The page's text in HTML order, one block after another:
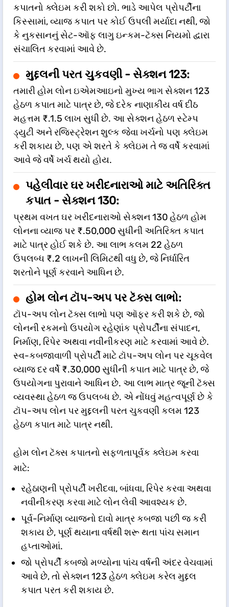
કપાતનો ક્લેઇમ કરી શકો છો. ભાડે આપેલ પ્રોપર્ટીના
કિસ્સામાં, વ્યાજ કપાત પર કોઈ ઉપલી મર્યાદા નથી, જો
કે નુકસાનનું સેટ-ઑફ લાગુ ઇન્કમ-ટૅક્સ નિયમો દ્વારા
સંચાલિત કરવામાં આવે છે.
મુદ્દલની પરત ચુકવણી - સેક્શન 123:
તમારી હોમ લોન ઇએમઆઇનો મુખ્ય ભાગ સેક્શન 123
હેઠળ કપાત માટે પાત્ર છે, જે દરેક નાણાકીય વર્ષ દીઠ
મહત્તમ ₹.1.5 લાખ સુધી છે. આ સેક્શન હેઠળ સ્ટેમ્પ
ડ્યુટી અને રજિસ્ટ્રેશન શુલ્ક જેવા ખર્ચનો પણ ક્લેઇમ
કરી શકાય છે, પણ એ શરતે કે ક્લેઇમ તે જ વર્ષે કરવામાં
આવે જે વર્ષે ખર્ચ થયો હોય.
પહેલીવાર ઘર ખરીદનારાઓ માટે અતિરિક્ત
કપાત - સેક્શન 130:
પ્રથમ વખત ઘર ખરીદનારાઓ સેક્શન 130 હેઠળ હોમ
લોનના વ્યાજ પર ₹.50,000 સુધીની અતિરિક્ત કપાત
માટે પાત્ર હોઈ શકે છે. આ લાભ કલમ 22 હેઠળ
ઉપલબ્ધ ₹.2 લાખની લિમિટથી વધુ છે, જે નિર્ધારિત
શરતોને પૂર્ણ કરવાને આધિન છે.
હોમ લોન ટૉપ-અપ પર ટૅક્સ લાભો:
ટૉપ-અપ લોન ટૅક્સ લાભો પણ ઑફર કરી શકે છે, જો
લોનની રકમનો ઉપયોગ રહેણાંક પ્રોપર્ટીના સંપાદન,
નિર્માણ, રિપેર અથવા નવીનીકરણ માટે કરવામાં આવે છે.
સ્વ-કબજાવાળી પ્રોપર્ટી માટે ટૉપ-અપ લોન પર ચૂકવેલ
વ્યાજ દર વર્ષે ₹.30,000 સુધીની કપાત માટે પાત્ર છે, જે
ઉપયોગના પુરાવાને આધિન છે. આ લાભ માત્ર જૂની ટૅક્સ
વ્યવસ્થા હેઠળ જ ઉપલબ્ધ છે. એ નોંધવું મહત્વપૂર્ણ છે કે
ટૉપ-અપ લોન પર મુદ્દલની પરત ચુકવણી કલમ 123
હેઠળ કપાત માટે પાત્ર નથી.
હોમ લોન ટૅક્સ કપાતનો સફળતાપૂર્વક ક્લેઇમ કરવા
માટે:
રહેઠાણની પ્રોપર્ટી ખરીદવા, બાંધવા, રિપેર કરવા અથવા
નવીનીકરણ કરવા માટે લોન લેવી આવશ્યક છે.
પૂર્વ-નિર્માણ વ્યાજનો દાવો માત્ર કબજા પછી જ કરી
શકાય છે, પૂર્ણ થયાના વર્ષથી શરૂ થતા પાંચ સમાન
હપ્તાઓમાં.
જો પ્રોપર્ટી કબજો મળ્યોના પાંચ વર્ષની અંદર વેચવામાં
આવે છે, તો સેક્શન 123 હેઠળ ક્લેઇમ કરેલ મુદ્દલ
કપાત પરત કરી શકાય છે.